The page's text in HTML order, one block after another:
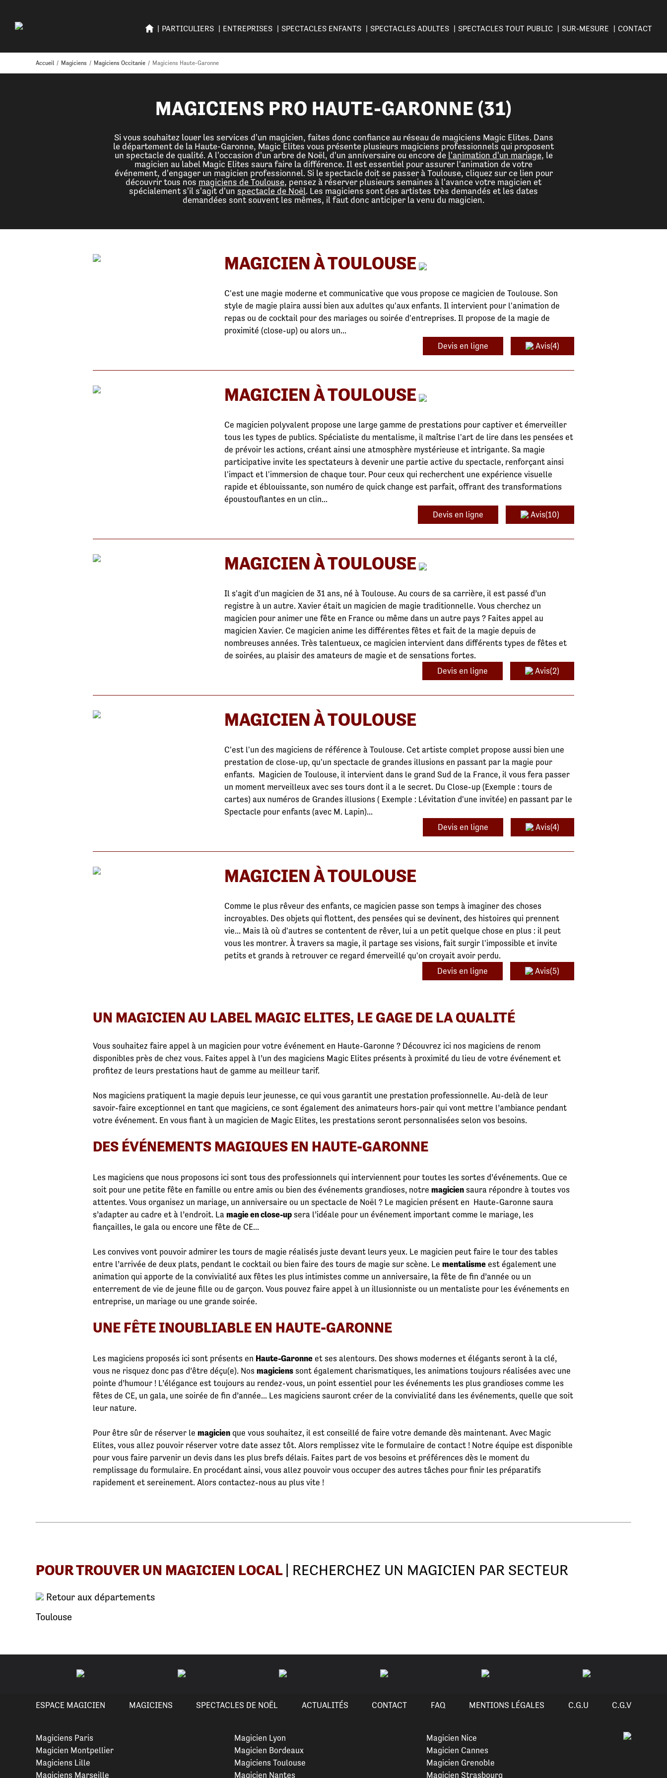
PARTICULIERS ENTREPRISES SPECTACLES ENFANTS SPECTACLES ADULTES SPECTACLES TOUT PUBLIC SUR-MESURE CONTACT
Accueil / Magiciens / Magiciens Occitanie / Magiciens Haute-Garonne
MAGICIENS PRO HAUTE-GARONNE (31)
Si vous souhaitez louer les services d'un magicien, faites donc confiance au réseau de magiciens Magic Elites. Dans
le département de la Haute-Garonne, Magic Elites vous présente plusieurs magiciens professionnels qui proposent
un spectacle de qualité. A l'occasion d'un arbre de Noël, d'un anniversaire ou encore de l'animation d'un mariage, le
magicien au label Magic Elites saura faire la différence. Il est essentiel pour assurer l'animation de votre
événement, d'engager un magicien professionnel. Si le spectacle doit se passer à Toulouse, cliquez sur ce lien pour
découvrir tous nos magiciens de Toulouse, pensez à réserver plusieurs semaines à l'avance votre magicien et
spécialement s'il s'agit d'un spectacle de Noël. Les magiciens sont des artistes très demandés et les dates
demandées sont souvent les mêmes, il faut donc anticiper la venu du magicien.
MAGICIEN À TOULOUSE
C'est une magie moderne et communicative que vous propose ce magicien de Toulouse. Son
style de magie plaira aussi bien aux adultes qu'aux enfants. Il intervient pour l'animation de
repas ou de cocktail pour des mariages ou soirée d'entreprises. Il propose de la magie de
proximité (close-up) ou alors un...
Devis en ligne
Avis(4)
MAGICIEN À TOULOUSE
Ce magicien polyvalent propose une large gamme de prestations pour captiver et émerveiller
tous les types de publics. Spécialiste du mentalisme, il maîtrise l'art de lire dans les pensées et
de prévoir les actions, créant ainsi une atmosphère mystérieuse et intrigante. Sa magie
participative invite les spectateurs à devenir une partie active du spectacle, renforçant ainsi
l'impact et l'immersion de chaque tour. Pour ceux qui recherchent une expérience visuelle
rapide et éblouissante, son numéro de quick change est parfait, offrant des transformations
époustouflantes en un clin...
Devis en ligne
Avis(10)
MAGICIEN À TOULOUSE
Il s'agit d'un magicien de 31 ans, né à Toulouse. Au cours de sa carrière, il est passé d’un
registre à un autre. Xavier était un magicien de magie traditionnelle. Vous cherchez un
magicien pour animer une fête en France ou même dans un autre pays ? Faites appel au
magicien Xavier. Ce magicien anime les différentes fêtes et fait de la magie depuis de
nombreuses années. Très talentueux, ce magicien intervient dans différents types de fêtes et
de soirées, au plaisir des amateurs de magie et de sensations fortes.
Devis en ligne
Avis(2)
MAGICIEN À TOULOUSE
C'est l'un des magiciens de référence à Toulouse. Cet artiste complet propose aussi bien une
prestation de close-up, qu'un spectacle de grandes illusions en passant par la magie pour
enfants. Magicien de Toulouse, il intervient dans le grand Sud de la France, il vous fera passer
un moment merveilleux avec ses tours dont il a le secret. Du Close-up (Exemple : tours de
cartes) aux numéros de Grandes illusions ( Exemple : Lévitation d'une invitée) en passant par le
Spectacle pour enfants (avec M. Lapin)...
Devis en ligne
Avis(4)
MAGICIEN À TOULOUSE
Comme le plus rêveur des enfants, ce magicien passe son temps à imaginer des choses
incroyables. Des objets qui flottent, des pensées qui se devinent, des histoires qui prennent
vie... Mais là où d'autres se contentent de rêver, lui a un petit quelque chose en plus : il peut
vous les montrer. À travers sa magie, il partage ses visions, fait surgir l'impossible et invite
petits et grands à retrouver ce regard émerveillé qu'on croyait avoir perdu.
Devis en ligne
Avis(5)
UN MAGICIEN AU LABEL MAGIC ELITES, LE GAGE DE LA QUALITÉ
Vous souhaitez faire appel à un magicien pour votre événement en Haute-Garonne ? Découvrez ici nos magiciens de renom
disponibles près de chez vous. Faites appel à l’un des magiciens Magic Elites présents à proximité du lieu de votre événement et
profitez de leurs prestations haut de gamme au meilleur tarif.
Nos magiciens pratiquent la magie depuis leur jeunesse, ce qui vous garantit une prestation professionnelle. Au-delà de leur
savoir-faire exceptionnel en tant que magiciens, ce sont également des animateurs hors-pair qui vont mettre l’ambiance pendant
votre événement. En vous fiant à un magicien de Magic Elites, les prestations seront personnalisées selon vos besoins.
DES ÉVÉNEMENTS MAGIQUES EN HAUTE-GARONNE
Les magiciens que nous proposons ici sont tous des professionnels qui interviennent pour toutes les sortes d’événements. Que ce
soit pour une petite fête en famille ou entre amis ou bien des événements grandioses, notre magicien saura répondre à toutes vos
attentes. Vous organisez un mariage, un anniversaire ou un spectacle de Noël ? Le magicien présent en Haute-Garonne saura
s’adapter au cadre et à l’endroit. La magie en close-up sera l’idéale pour un événement important comme le mariage, les
fiançailles, le gala ou encore une fête de CE...
Les convives vont pouvoir admirer les tours de magie réalisés juste devant leurs yeux. Le magicien peut faire le tour des tables
entre l’arrivée de deux plats, pendant le cocktail ou bien faire des tours de magie sur scène. Le mentalisme est également une
animation qui apporte de la convivialité aux fêtes les plus intimistes comme un anniversaire, la fête de fin d’année ou un
enterrement de vie de jeune fille ou de garçon. Vous pouvez faire appel à un illusionniste ou un mentaliste pour les événements en
entreprise, un mariage ou une grande soirée.
UNE FÊTE INOUBLIABLE EN HAUTE-GARONNE
Les magiciens proposés ici sont présents en Haute-Garonne et ses alentours. Des shows modernes et élégants seront à la clé,
vous ne risquez donc pas d’être déçu(e). Nos magiciens sont également charismatiques, les animations toujours réalisées avec une
pointe d’humour ! L’élégance est toujours au rendez-vous, un point essentiel pour les événements les plus grandioses comme les
fêtes de CE, un gala, une soirée de fin d’année... Les magiciens sauront créer de la convivialité dans les événements, quelle que soit
leur nature.
Pour être sûr de réserver le magicien que vous souhaitez, il est conseillé de faire votre demande dès maintenant. Avec Magic
Elites, vous allez pouvoir réserver votre date assez tôt. Alors remplissez vite le formulaire de contact ! Notre équipe est disponible
pour vous faire parvenir un devis dans les plus brefs délais. Faites part de vos besoins et préférences dès le moment du
remplissage du formulaire. En procédant ainsi, vous allez pouvoir vous occuper des autres tâches pour finir les préparatifs
rapidement et sereinement. Alors contactez-nous au plus vite !
POUR TROUVER UN MAGICIEN LOCAL | RECHERCHEZ UN MAGICIEN PAR SECTEUR
Retour aux départements
Toulouse
ESPACE MAGICIEN MAGICIENS SPECTACLES DE NOËL ACTUALITÉS CONTACT FAQ MENTIONS LÉGALES C.G.U C.G.V
Magiciens Paris
Magicien Montpellier
Magiciens Lille
Magiciens Marseille
Magicien Lyon
Magicien Bordeaux
Magiciens Toulouse
Magicien Nantes
Magicien Nice
Magicien Cannes
Magicien Grenoble
Magicien Strasbourg